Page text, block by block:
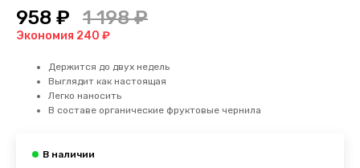
958 ₽ 1 198 ₽
Экономия 240 ₽
Держится до двух недель
Выглядит как настоящая
Легко наносить
В составе органические фруктовые чернила